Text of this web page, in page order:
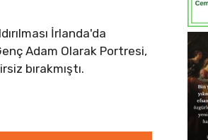
İrlanda'da
Adam Olarak Portresi,
bırakmıştı.